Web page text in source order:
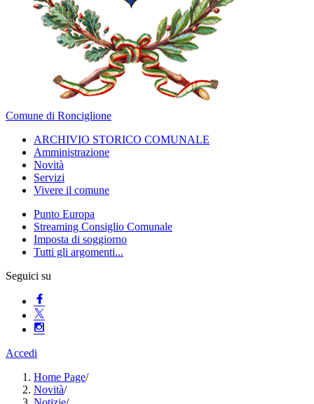
Comune di Ronciglione
ARCHIVIO STORICO COMUNALE
Amministrazione
Novità
Servizi
Vivere il comune
Punto Europa
Streaming Consiglio Comunale
Imposta di soggiorno
Tutti gli argomenti...
Seguici su
Accedi
Home Page/
Novità/